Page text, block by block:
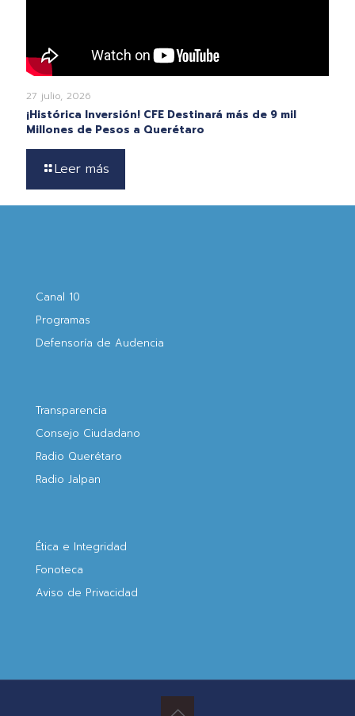
27 julio, 2026
¡Histórica Inversión! CFE Destinará más de 9 mil
Millones de Pesos a Querétaro
Leer más
Canal 10
Programas
Defensoría de Audencia
Transparencia
Consejo Ciudadano
Radio Querétaro
Radio Jalpan
Ética e Integridad
Fonoteca
Aviso de Privacidad